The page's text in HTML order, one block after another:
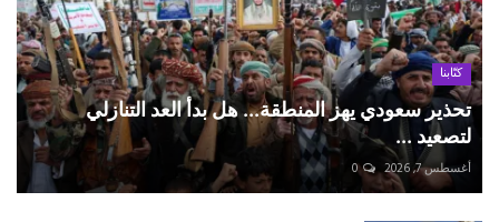
كتّابنا
تحذير سعودي يهز المنطقة... هل بدأ العد التنازلي
لتصعيد ...
أغسطس 7, 2026 0